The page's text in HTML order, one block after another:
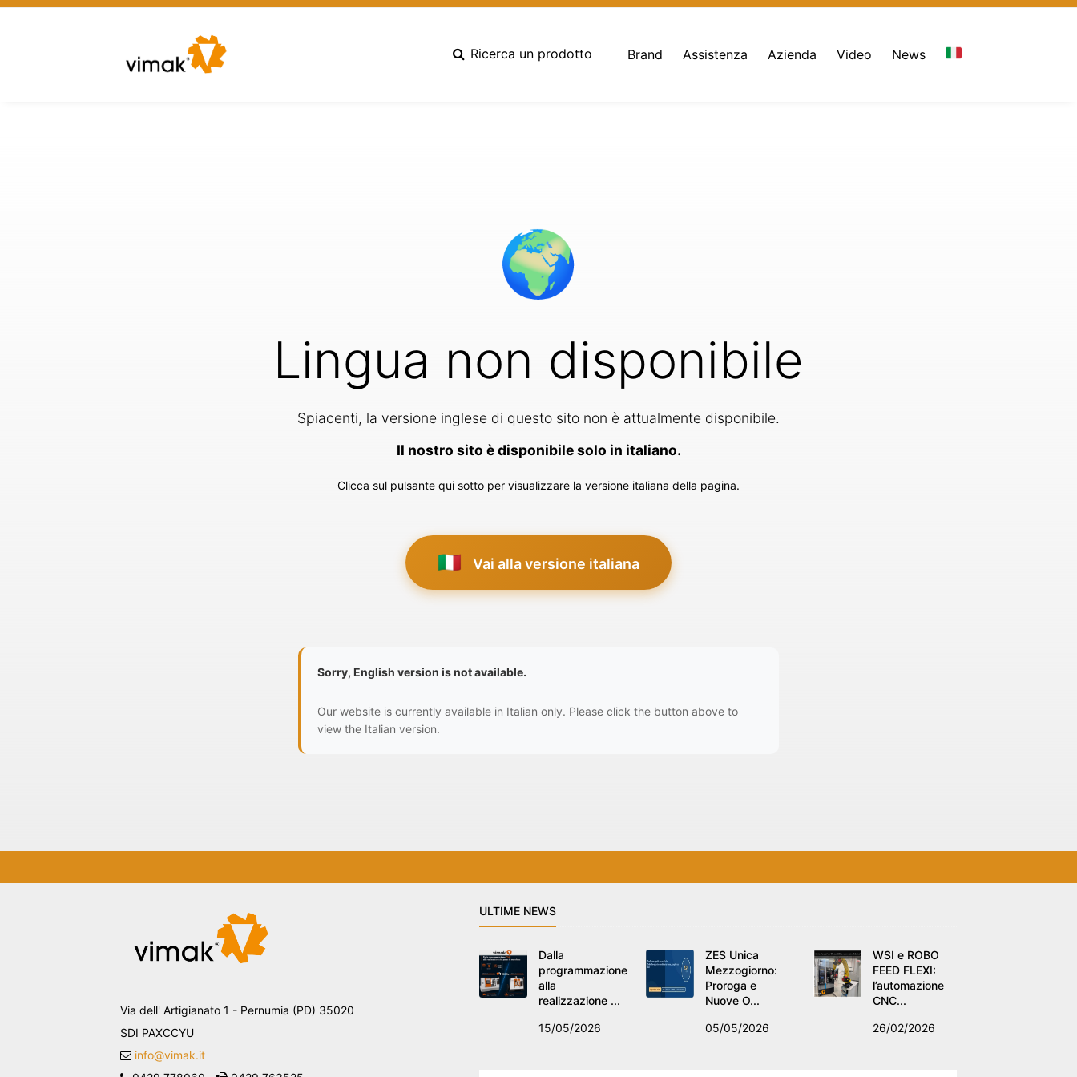
./scheda.asp?idMacchina=2921&idSerie=12&arrivo=categoriaserie&utm_source=Vimak+-+AGENTI&utm_campaign=9c2690ef52-Vimak_News_N_06%252F16_AGE-
Ricerca un prodotto Brand Assistenza Azienda Video News
🌍
Lingua non disponibile
Spiacenti, la versione inglese di questo sito non è attualmente disponibile.
Il nostro sito è disponibile solo in italiano.
Clicca sul pulsante qui sotto per visualizzare la versione italiana della pagina.
🇮🇹 Vai alla versione italiana
Sorry, English version is not available.
Our website is currently available in Italian only. Please click the button above to
view the Italian version.
Via dell' Artigianato 1 - Pernumia (PD) 35020
SDI PAXCCYU
info@vimak.it
ULTIME NEWS
Dalla
programmazione
alla
realizzazione ...
15/05/2026
ZES Unica
Mezzogiorno:
Proroga e
Nuove O...
05/05/2026
WSI e ROBO
FEED FLEXI:
l’automazione
CNC...
26/02/2026